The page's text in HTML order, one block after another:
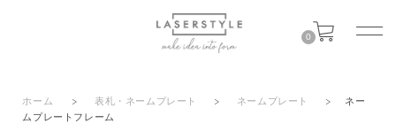
0
ホーム > 表札・ネームプレート > ネームプレート >
ネー
ムプレートフレーム